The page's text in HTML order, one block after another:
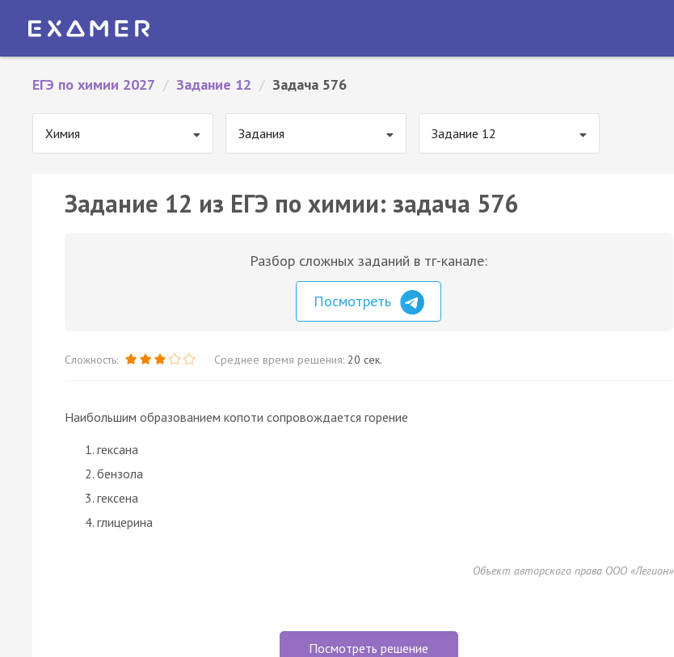
ЕГЭ по химии 2027 / Задание 12 / Задача 576
Химия Задания Задание 12
Задание 12 из ЕГЭ по химии: задача 576
Разбор сложных заданий в тг-канале:
Посмотреть
Сложность: Среднее время решения: 20 сек.
Наибольшим образованием копоти сопровождается горение
гексана
бензола
гексена
глицерина
Объект авторского права ООО «Легион»
Посмотреть решение